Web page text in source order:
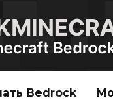
Bedrock